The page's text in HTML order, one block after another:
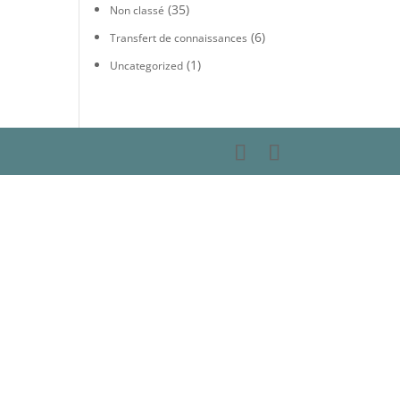
Non classé (35)
Transfert de connaissances (6)
Uncategorized (1)